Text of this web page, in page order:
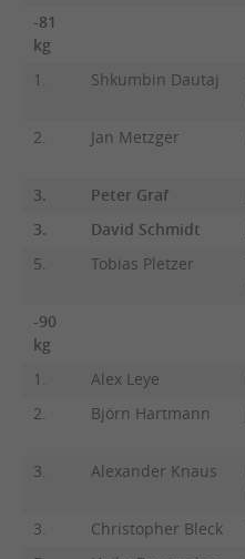
-81
kg
1.
Shkumbin Dautaj
2. Jan Metzger
3. Peter Graf
3.
David Schmidt
5.
Tobias Pletzer
-90
kg
1.
Alex Leye
2.
Björn Hartmann
3. Alexander Knaus
3. Christopher Bleck